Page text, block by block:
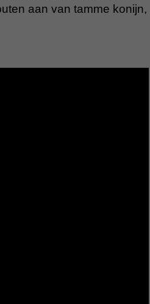
aan van tamme konijn,